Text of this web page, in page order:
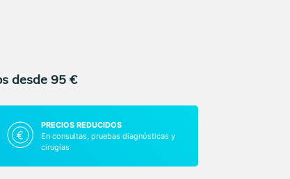
desde 95 €
PRECIOS REDUCIDOS
En consultas, pruebas diagnósticas y
cirugías